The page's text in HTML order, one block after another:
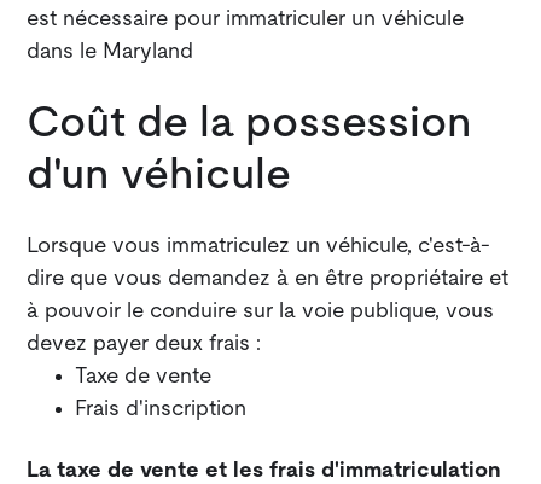
est nécessaire pour immatriculer un véhicule
dans le Maryland
Coût de la possession
d'un véhicule
Lorsque vous immatriculez un véhicule, c'est-à-
dire que vous demandez à en être propriétaire et
à pouvoir le conduire sur la voie publique, vous
devez payer deux frais :
Taxe de vente
Frais d'inscription
La taxe de vente et les frais d'immatriculation